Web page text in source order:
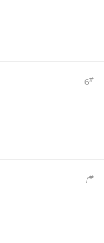
6#
7#